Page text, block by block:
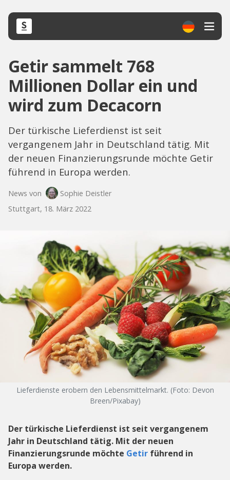
Getir sammelt 768
Millionen Dollar ein und
wird zum Decacorn
Der türkische Lieferdienst ist seit
vergangenem Jahr in Deutschland tätig. Mit
der neuen Finanzierungsrunde möchte Getir
führend in Europa werden.
News von
Sophie Deistler
Stuttgart, 18. März 2022
Lieferdienste erobern den Lebensmittelmarkt. (Foto: Devon
Breen/Pixabay)
Der türkische Lieferdienst ist seit vergangenem
Jahr in Deutschland tätig. Mit der neuen
Finanzierungsrunde möchte Getir führend in
Europa werden.